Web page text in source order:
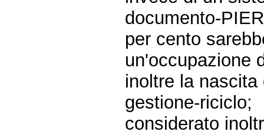
documento-
per cento
un'occupazione
inoltre la
gestione-riciclo;
considerato